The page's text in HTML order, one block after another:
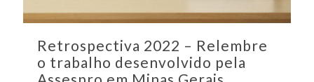
Retrospectiva 2022 – Relembre
o trabalho desenvolvido pela